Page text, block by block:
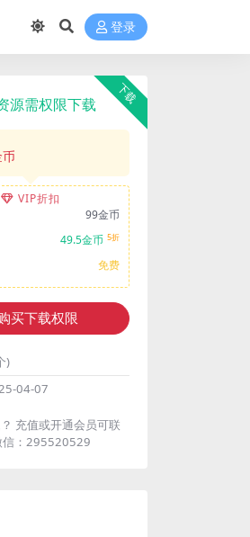
登录
下载
源需权限下载
VIP折扣
99金币
49.5金币 5折
免费
买下载权限
)
04-07
充值或开通会员可联
信：295520529